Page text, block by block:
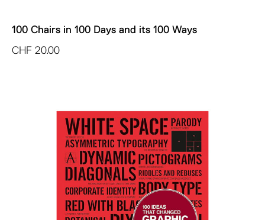
100 Chairs in 100 Days and its 100 Ways
CHF 20.00